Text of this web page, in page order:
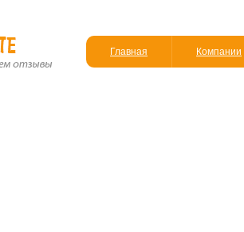
Главная Компании